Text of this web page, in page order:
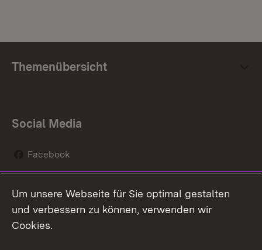
Themenübersicht
Social Media
Facebook
Social Wall
Youtube
Um unsere Webseite für Sie optimal gestalten
und verbessern zu können, verwenden wir
Cookies.